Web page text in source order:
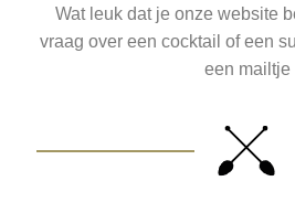
Wat leuk dat je onze website
vraag over een cocktail of een
een mailtje